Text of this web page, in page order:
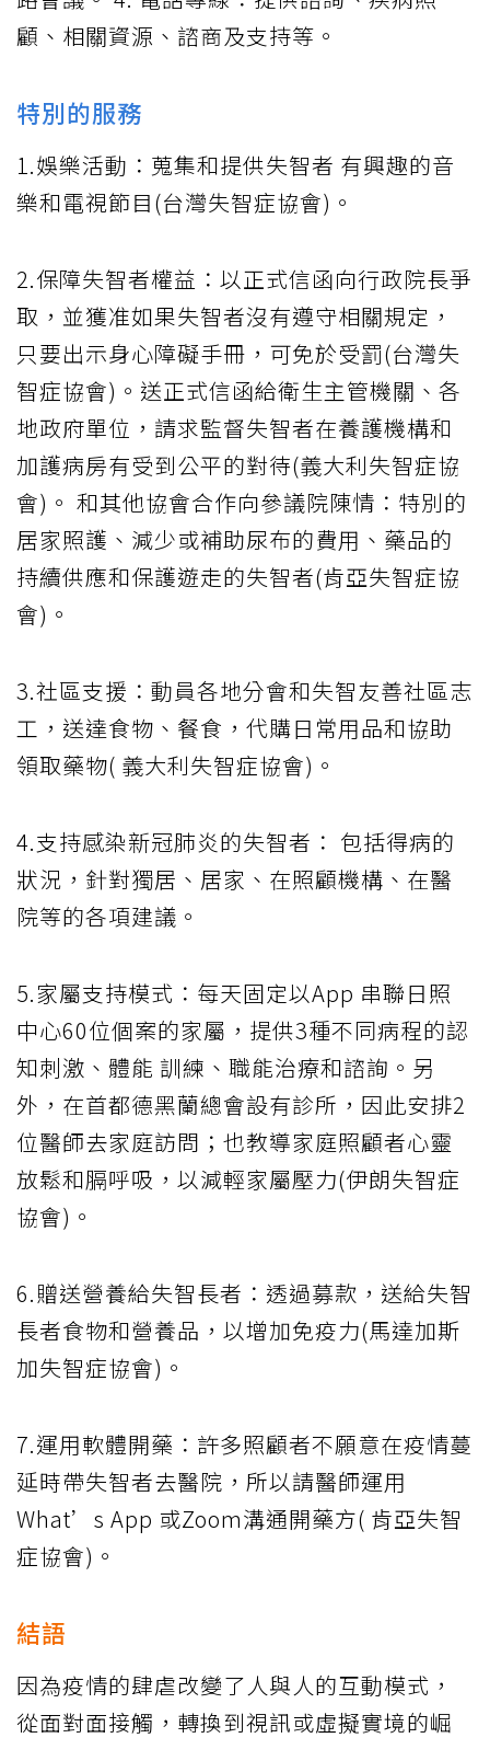
顧、相關資源、諮商及支持等。
特別的服務
1.娛樂活動：蒐集和提供失智者 有興趣的音
樂和電視節目(台灣失智症協會)。
2.保障失智者權益：以正式信函向行政院長爭
取，並獲准如果失智者沒有遵守相關規定，
只要出示身心障礙手冊，可免於受罰(台灣失
智症協會)。送正式信函給衛生主管機關、各
地政府單位，請求監督失智者在養護機構和
加護病房有受到公平的對待(義大利失智症協
會)。 和其他協會合作向參議院陳情：特別的
居家照護、減少或補助尿布的費用、藥品的
持續供應和保護遊走的失智者(肯亞失智症協
會)。
3.社區支援：動員各地分會和失智友善社區志
工，送達食物、餐食，代購日常用品和協助
領取藥物( 義大利失智症協會)。
4.支持感染新冠肺炎的失智者： 包括得病的
狀況，針對獨居、居家、在照顧機構、在醫
院等的各項建議。
5.家屬支持模式：每天固定以App 串聯日照
中心60位個案的家屬，提供3種不同病程的認
知刺激、體能 訓練、職能治療和諮詢。另
外，在首都德黑蘭總會設有診所，因此安排2
位醫師去家庭訪問；也教導家庭照顧者心靈
放鬆和膈呼吸，以減輕家屬壓力(伊朗失智症
協會)。
6.贈送營養給失智長者：透過募款，送給失智
長者食物和營養品，以增加免疫力(馬達加斯
加失智症協會)。
7.運用軟體開藥：許多照顧者不願意在疫情蔓
延時帶失智者去醫院，所以請醫師運用
What’s App 或Zoom溝通開藥方( 肯亞失智
症協會)。
結語
因為疫情的肆虐改變了人與人的互動模式，
從面對面接觸，轉換到視訊或虛擬實境的崛